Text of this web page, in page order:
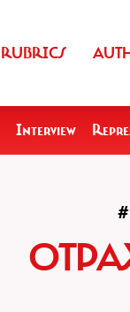
RUBRICS
Interview